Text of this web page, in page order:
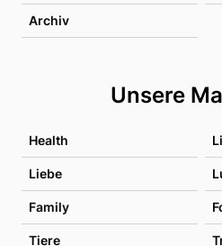
Archiv
Unsere
Health
Liebe
Family
Tiere